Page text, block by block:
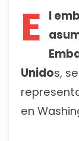
E l
Unidos,
en